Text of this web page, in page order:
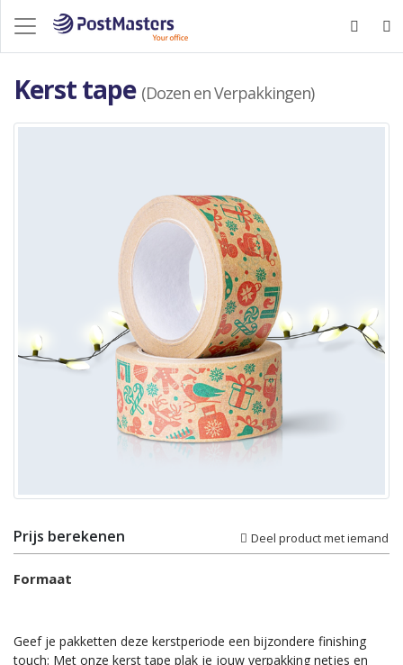
Kerst tape (Dozen en Verpakkingen)
Prijs berekenen Deel product met iemand
Formaat
Geef je pakketten deze kerstperiode een bijzondere finishing
touch: Met onze kerst tape plak je jouw verpakking netjes en